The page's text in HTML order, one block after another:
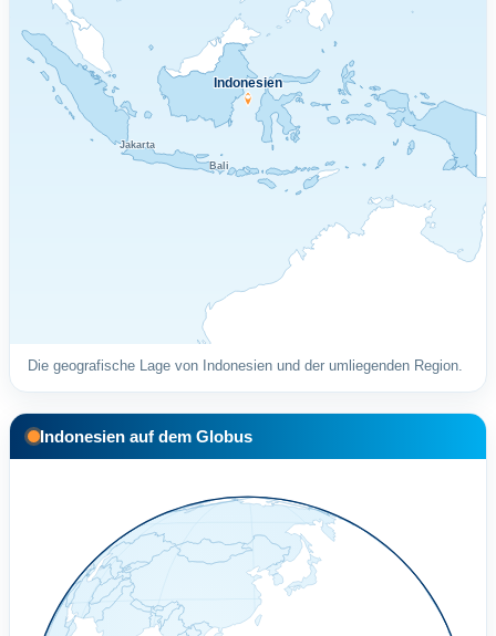
Bali
Jakarta
Indonesien
Die geografische Lage von Indonesien und der umliegenden Region.
Indonesien auf dem Globus